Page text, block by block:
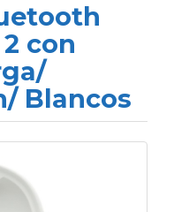
con
Blancos